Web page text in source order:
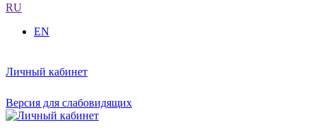
RU
EN
Личный кабинет
Версия для слабовидящих